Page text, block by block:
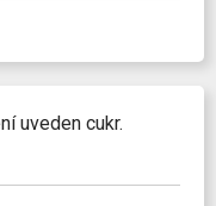
uveden cukr.